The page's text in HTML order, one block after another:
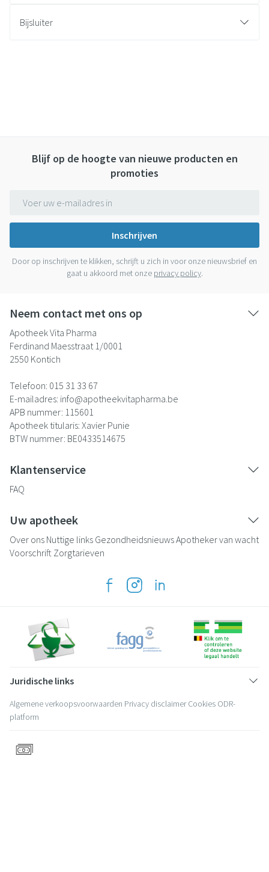
Bijsluiter
Blijf op de hoogte van nieuwe producten en
promoties
Inschrijven
Door op inschrijven te klikken, schrijft u zich in voor onze nieuwsbrief en
gaat u akkoord met onze privacy policy.
Neem contact met ons op
Apotheek Vita Pharma
Ferdinand Maesstraat 1/0001
2550 Kontich
Telefoon: 015 31 33 67
E-mailadres: info@apotheekvitapharma.be
APB nummer: 115601
Apotheek titularis: Xavier Punie
BTW nummer: BE0433514675
Klantenservice
FAQ
Uw apotheek
Over ons Nuttige links GezondheidsnieuwsApotheker van wacht
Voorschrift Zorgtarieven
Juridische links
Algemene verkoopsvoorwaarden Privacy disclaimer Cookies ODR-
platform